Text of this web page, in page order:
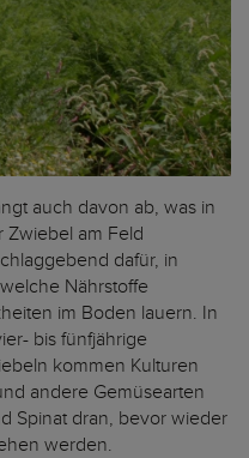
auch davon ab, was in
am Feld
dafür, in
Nährstoffe
im Boden lauern. In
bis fünfjährige
kommen Kulturen
andere Gemüsearten
Spinat dran, bevor wieder
werden.